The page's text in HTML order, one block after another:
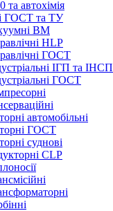
та автохімія
ГОСТ та ТУ
ВМ
HLP
ГОСТ
ІГП та ІНСП
ГОСТ
автомобільні
ГОСТ
суднові
CLP